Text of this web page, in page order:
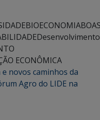
BIOECONOMIA
Desenvolvimento
ECONÔMICA
novos caminhos da
Agro do LIDE na